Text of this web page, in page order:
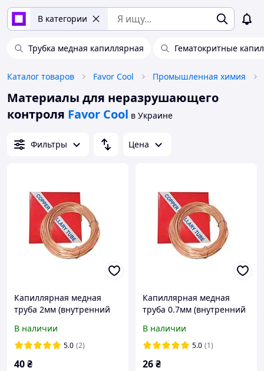
В категории
Трубка медная капиллярная Гематокритные
Каталог товаров Favor Cool Промышленная химия
Материалы для неразрушающего
контроля Favor Cool в Украине
Фильтры Цена
Капиллярная медная
труба 2мм (внутренний
В наличии
5.0 (2)
40₴
Капиллярная медная
труба 0.7мм (внутренний
В наличии
5.0 (1)
26₴